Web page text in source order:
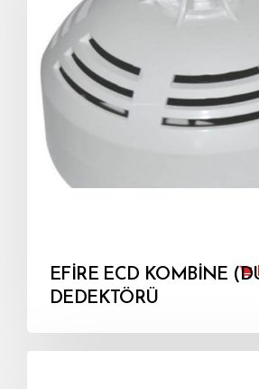
EFİRE ECD KOMBİNE
DEDEKTÖRÜ